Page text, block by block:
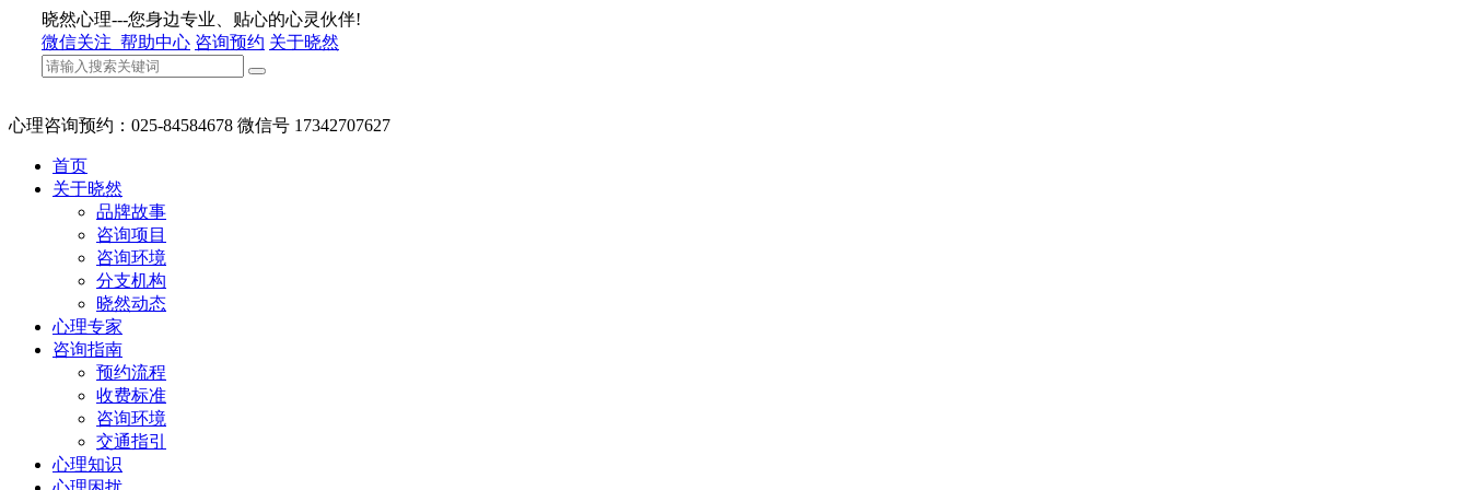
晓然心理---您身边专业、贴心的心灵伙伴!
微信关注 帮助中心 咨询预约 关于晓然
心理咨询预约：025-84584678 微信号 17342707627
首页
关于晓然
品牌故事
咨询项目
咨询环境
分支机构
晓然动态
心理专家
咨询指南
预约流程
收费标准
咨询环境
交通指引
心理知识